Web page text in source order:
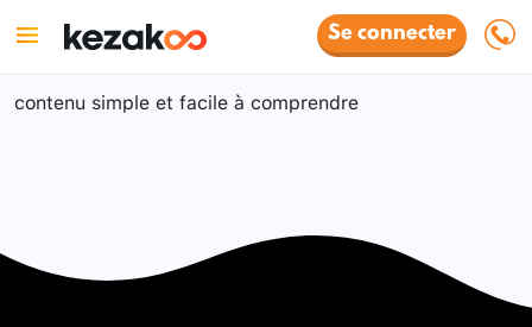
Se connecter
contenu simple et facile à comprendre